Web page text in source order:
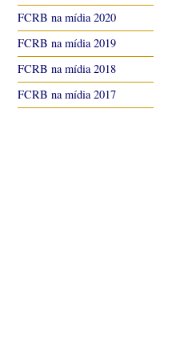
FCRB na mídia 2020
FCRB na mídia 2019
FCRB na mídia 2018
FCRB na mídia 2017